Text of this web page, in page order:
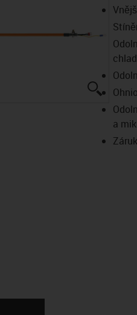
igus-
a